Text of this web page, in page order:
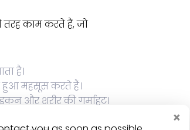
तरह काम करते हैं, जो
है।
हुआ महसूस करते हैं।
और शरीर की गर्माहट।
×